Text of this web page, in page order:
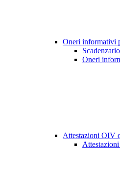
Oneri informativi
Oneri
Attestazioni OIV